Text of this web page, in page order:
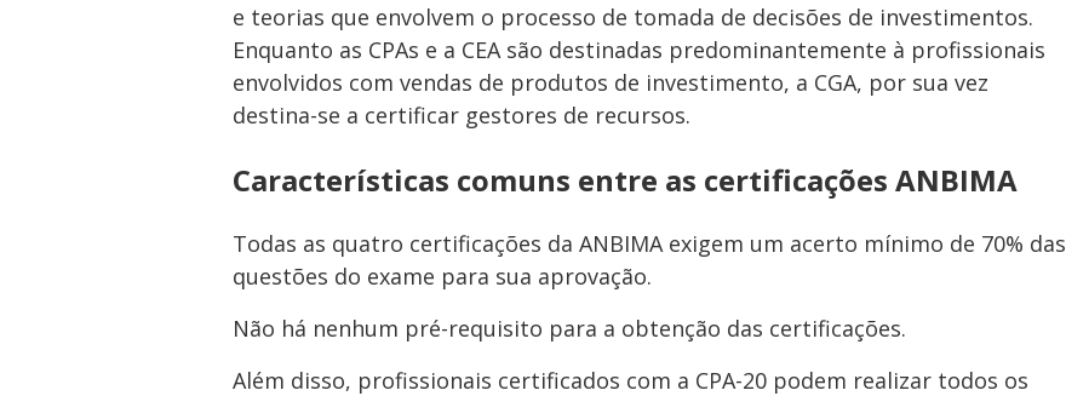
e teorias que envolvem o processo de tomada de decisões de investimentos.
Enquanto as CPAs e a CEA são destinadas predominantemente à profissionais
envolvidos com vendas de produtos de investimento, a CGA, por sua vez
destina-se a certificar gestores de recursos.
Características comuns entre as certificações ANBIMA
Todas as quatro certificações da ANBIMA exigem um acerto mínimo de 70% das
questões do exame para sua aprovação.
Não há nenhum pré-requisito para a obtenção das certificações.
Além disso, profissionais certificados com a CPA-20 podem realizar todos os